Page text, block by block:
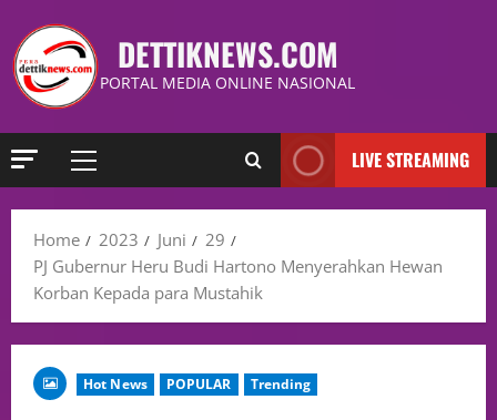
DETTIKNEWS.COM
PORTAL MEDIA ONLINE NASIONAL
LIVE STREAMING
Home 2023 Juni
29
PJ Gubernur Heru Budi Hartono Menyerahkan Hewan
Korban Kepada para Mustahik
Hot News POPULAR Trending